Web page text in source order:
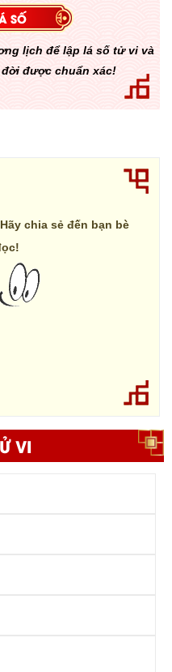
lịch để lập lá số tử vi và
được chuẩn xác!
chia sẻ đến bạn bè
VI